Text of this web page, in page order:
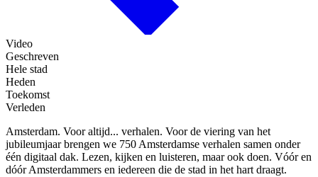
Video
Geschreven
Hele stad
Heden
Toekomst
Verleden
Amsterdam. Voor altijd... verhalen. Voor de viering van het
jubileumjaar brengen we 750 Amsterdamse verhalen samen onder
één digitaal dak. Lezen, kijken en luisteren, maar ook doen. Vóór en
dóór Amsterdammers en iedereen die de stad in het hart draagt.